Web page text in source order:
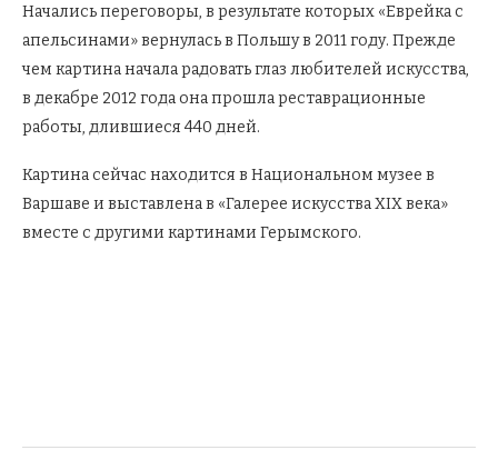
Начались переговоры, в результате которых «Еврейка с
апельсинами» вернулась в Польшу в 2011 году. Прежде
чем картина начала радовать глаз любителей искусства,
в декабре 2012 года она прошла реставрационные
работы, длившиеся 440 дней.
Картина сейчас находится в Национальном музее в
Варшаве и выставлена в «Галерее искусства XIX века»
вместе с другими картинами Герымского.